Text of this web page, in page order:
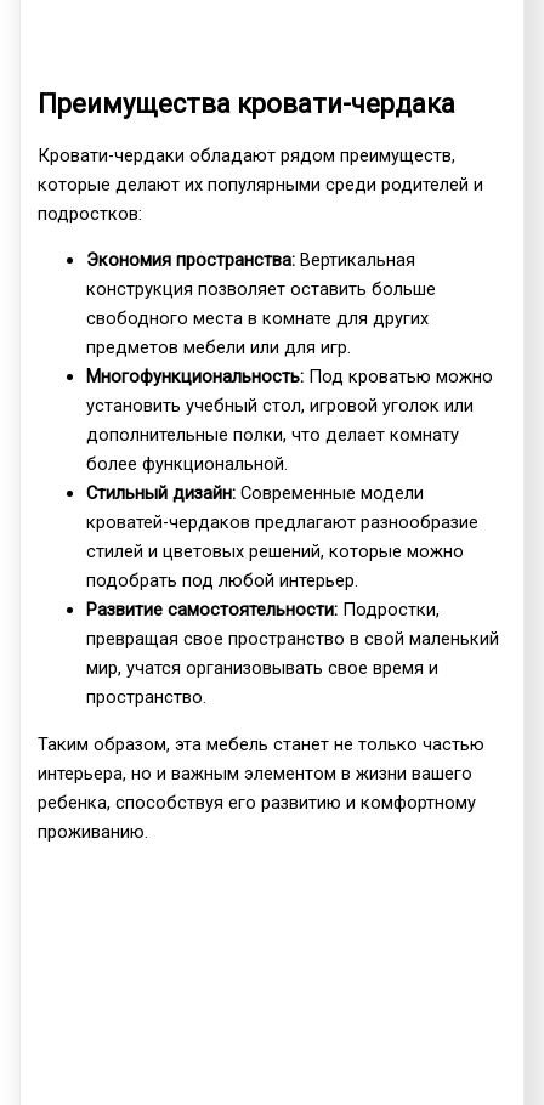
Преимущества кровати-чердака
Кровати-чердаки обладают рядом преимуществ,
которые делают их популярными среди родителей и
подростков:
Экономия пространства: Вертикальная
конструкция позволяет оставить больше
свободного места в комнате для других
предметов мебели или для игр.
Многофункциональность: Под кроватью можно
установить учебный стол, игровой уголок или
дополнительные полки, что делает комнату
более функциональной.
Стильный дизайн: Современные модели
кроватей-чердаков предлагают разнообразие
стилей и цветовых решений, которые можно
подобрать под любой интерьер.
Развитие самостоятельности: Подростки,
превращая свое пространство в свой маленький
мир, учатся организовывать свое время и
пространство.
Таким образом, эта мебель станет не только частью
интерьера, но и важным элементом в жизни вашего
ребенка, способствуя его развитию и комфортному
проживанию.